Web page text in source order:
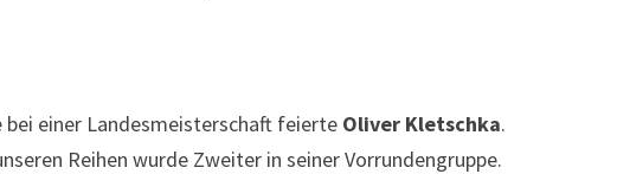
bei einer Landesmeisterschaft feierte Oliver Kletschka.
Reihen wurde Zweiter in seiner Vorrundengruppe.